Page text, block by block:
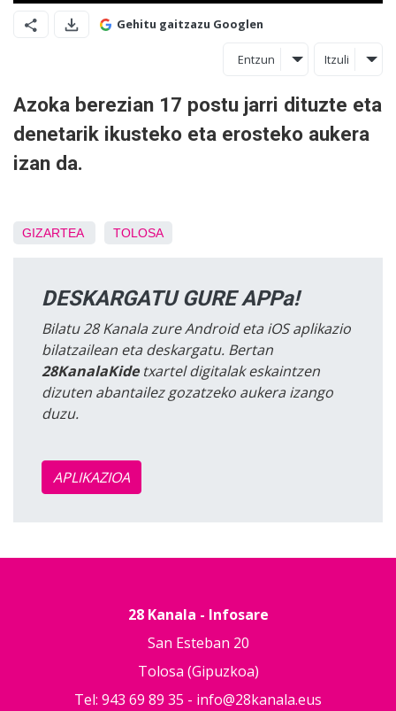
Gehitu gaitzazu Googlen
Entzun Itzuli
Azoka berezian 17 postu jarri dituzte eta
denetarik ikusteko eta erosteko aukera
izan da.
GIZARTEA TOLOSA
DESKARGATU GURE APPa!
Bilatu 28 Kanala zure Android eta iOS aplikazio
bilatzailean eta deskargatu. Bertan
28KanalaKidetxartel digitalak eskaintzen
dizuten abantailez gozatzeko aukera izango
duzu.
APLIKAZIOA
28 Kanala - Infosare
San Esteban 20
Tolosa (Gipuzkoa)
Tel: 943 69 89 35 - info@28kanala.eus